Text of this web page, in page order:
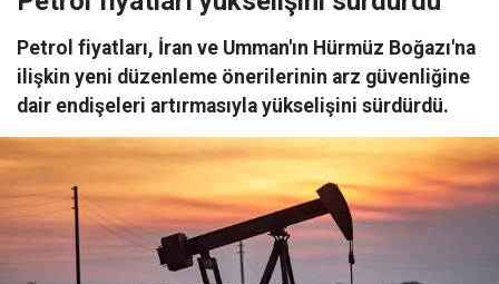
Petrol fiyatları, İran ve Umman'ın Hürmüz Boğazı'na
ilişkin yeni düzenleme önerilerinin arz güvenliğine
dair endişeleri artırmasıyla yükselişini sürdürdü.